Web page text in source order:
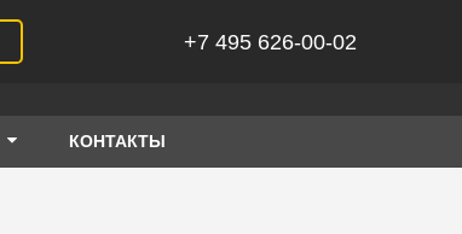
+7 495 626-00-02
КОНТАКТЫ